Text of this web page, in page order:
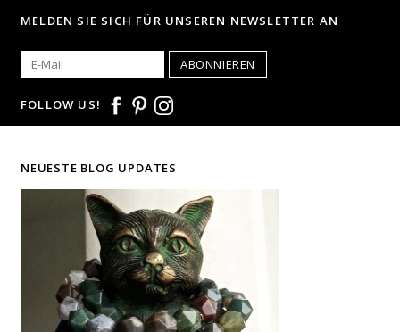
MELDEN SIE SICH FÜR UNSEREN NEWSLETTER AN
ABONNIEREN
FOLLOW US!
NEUESTE BLOG UPDATES